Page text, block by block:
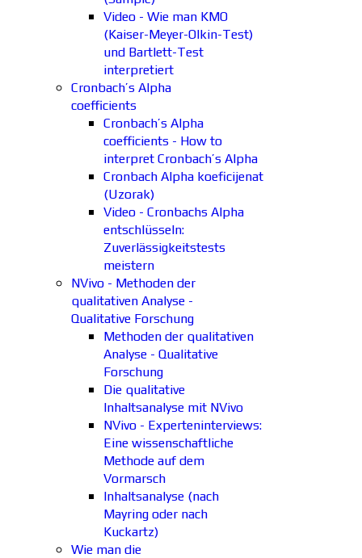
Video - Wie man KMO
(Kaiser-Meyer-Olkin-Test)
und Bartlett-Test
interpretiert
Cronbach’s Alpha
coefficients
Cronbach’s Alpha
coefficients - How to
interpret Cronbach’s Alpha
Cronbach Alpha koeficijenat
(Uzorak)
Video - Cronbachs Alpha
entschlüsseln:
Zuverlässigkeitstests
meistern
NVivo - Methoden der
qualitativen Analyse -
Qualitative Forschung
Methoden der qualitativen
Analyse - Qualitative
Forschung
Die qualitative
Inhaltsanalyse mit NVivo
NVivo - Experteninterviews:
Eine wissenschaftliche
Methode auf dem
Vormarsch
Inhaltsanalyse (nach
Mayring oder nach
Kuckartz)
Wie man die